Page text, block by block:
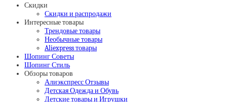
Скидки
Скидки и распродажи
Интересные товары
Трендовые товары
Необычные товары
Aliexpress товары
Шопинг Советы
Шопинг Стиль
Обзоры товаров
Алиэкспресс Отзывы
Детская Одежда и Обувь
Детские товары и Игрушки